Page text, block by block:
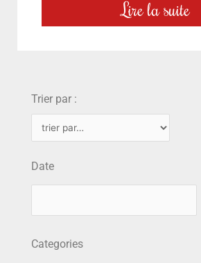
Lire la suite
Trier par :
Date
Categories